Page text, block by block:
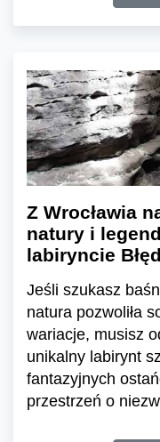
Z Wrocławia
natury i
labiryncie
Jeśli szukasz
natura pozwoliła
wariacje, musisz
unikalny labirynt
fantazyjnych
przestrzeń o